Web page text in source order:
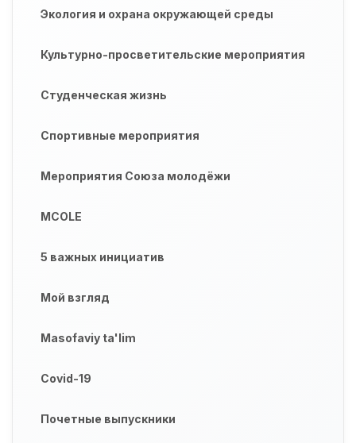
Экология и охрана окружающей среды
Культурно-просветительские мероприятия
Студенческая жизнь
Спортивные мероприятия
Мероприятия Союза молодёжи
MCOLE
5 важных инициатив
Мой взгляд
Masofaviy ta'lim
Covid-19
Почетные выпускники